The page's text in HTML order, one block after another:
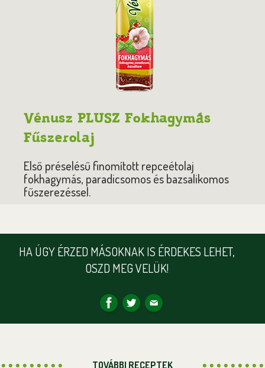
Vénusz PLUSZ Fokhagymás
Fűszerolaj
Első préselésű finomított repceétolaj
fokhagymás, paradicsomos és bazsalikomos
fűszerezéssel.
HA ÚGY ÉRZED MÁSOKNAK IS ÉRDEKES LEHET,
OSZD MEG VELÜK!
TOVÁBBI RECEPTEK